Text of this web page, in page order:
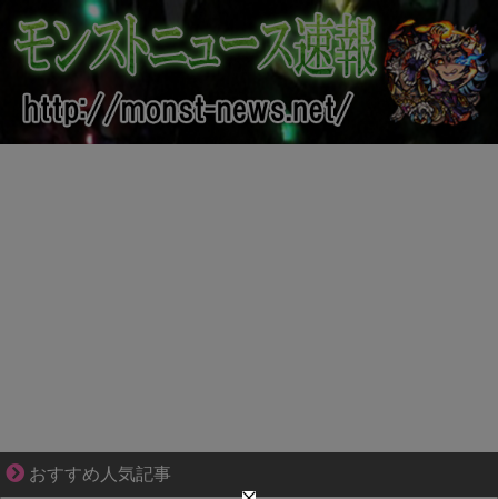
おすすめ人気記事
恋は疑惑に染まり、狂気へ変わる